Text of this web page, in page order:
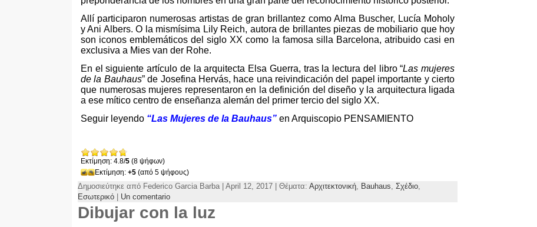
Allí participaron numerosas artistas de gran brillantez como Alma Buscher, Lucía Moholy
y Ani Albers.O la mismísima Lily Reich, autora de brillantes piezas de mobiliario que hoy
son iconos emblemáticos del siglo XX como la famosa silla Barcelona, atribuido casi en
exclusiva a Mies van der Rohe.
En el siguiente artículo de la arquitecta Elsa Guerra, tras la lectura del libro“Las mujeres
de la Bauhaus”de Josefina Hervás, hace una reivindicación del papel importante y cierto
que numerosas mujeres representaron en la definición del diseño y la arquitectura ligada
a ese mítico centro de enseñanza alemán del primer tercio del siglo XX.
Seguir leyendo “Las Mujeres de la Bauhaus” en Arquiscopio PENSAMIENTO
Εκτίμηση: 4.8/5 (8 ψήφων)
Εκτίμηση: +5 (από 5 ψήφους)
Δημοσιεύτηκε από Federico Garcia Barba | April 12, 2017 | Θέματα: Αρχιτεκτονική, Bauhaus, Σχέδιο,
Εσωτερικό
Un comentario
Dibujar con la luz